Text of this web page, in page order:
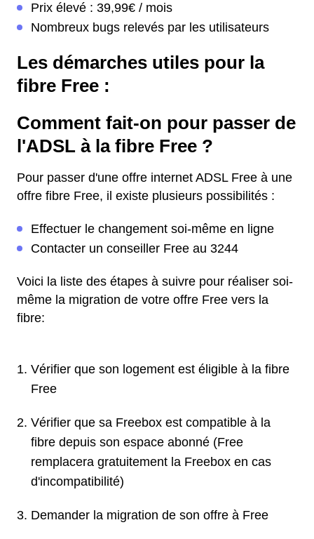
Prix élevé : 39,99€ / mois
Nombreux bugs relevés par les utilisateurs
Les démarches utiles pour la
fibre Free :
Comment fait-on pour passer de
l'ADSL à la fibre Free ?
Pour passer d'une offre internet ADSL Free à une
offre fibre Free, il existe plusieurs possibilités :
Effectuer le changement soi-même en ligne
Contacter un conseiller Free au 3244
Voici la liste des étapes à suivre pour réaliser soi-
même la migration de votre offre Free vers la
fibre:
Vérifier que son logement est éligible à la fibre
Free
Vérifier que sa Freebox est compatible à la
fibre depuis son espace abonné (Free
remplacera gratuitement la Freebox en cas
d'incompatibilité)
Demander la migration de son offre à Free